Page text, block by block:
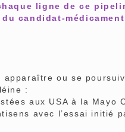
ligne de ce
candidat-
apparaître ou se
:
aux USA à la Mayo
avec l’essai initié